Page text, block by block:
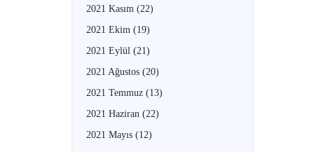
2021 Kasım (22)
2021 Ekim (19)
2021 Eylül (21)
2021 Ağustos (20)
2021 Temmuz (13)
2021 Haziran (22)
2021 Mayıs (12)